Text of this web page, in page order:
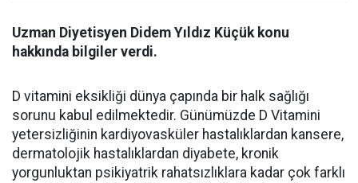
Uzman Diyetisyen Didem Yıldız Küçük konu
hakkında bilgiler verdi.
D vitamini eksikliği dünya çapında bir halk sağlığı
sorunu kabul edilmektedir. Günümüzde D Vitamini
yetersizliğinin kardiyovasküler hastalıklardan kansere,
dermatolojik hastalıklardan diyabete, kronik
yorgunluktan psikiyatrik rahatsızlıklara kadar çok farklı